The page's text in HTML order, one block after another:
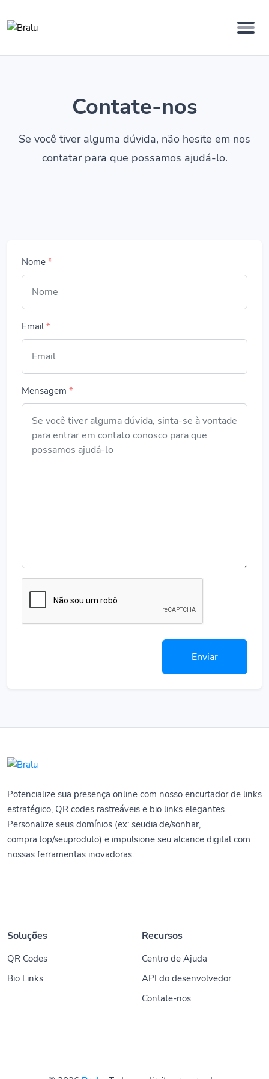
Contate-nos
Se você tiver alguma dúvida, não hesite em nos
contatar para que possamos ajudá-lo.
Nome *
Email*
Mensagem *
Enviar
Potencialize sua presença online com nosso encurtador de links
estratégico, QR codes rastreáveis e bio links elegantes.
Personalize seus domínios (ex: seudia.de/sonhar,
compra.top/seuproduto) e impulsione seu alcance digital com
nossas ferramentas inovadoras.
Soluções
QR Codes
Bio Links
Recursos
Centro de Ajuda
API do desenvolvedor
Contate-nos